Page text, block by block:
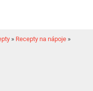
» Recepty na nápoje »